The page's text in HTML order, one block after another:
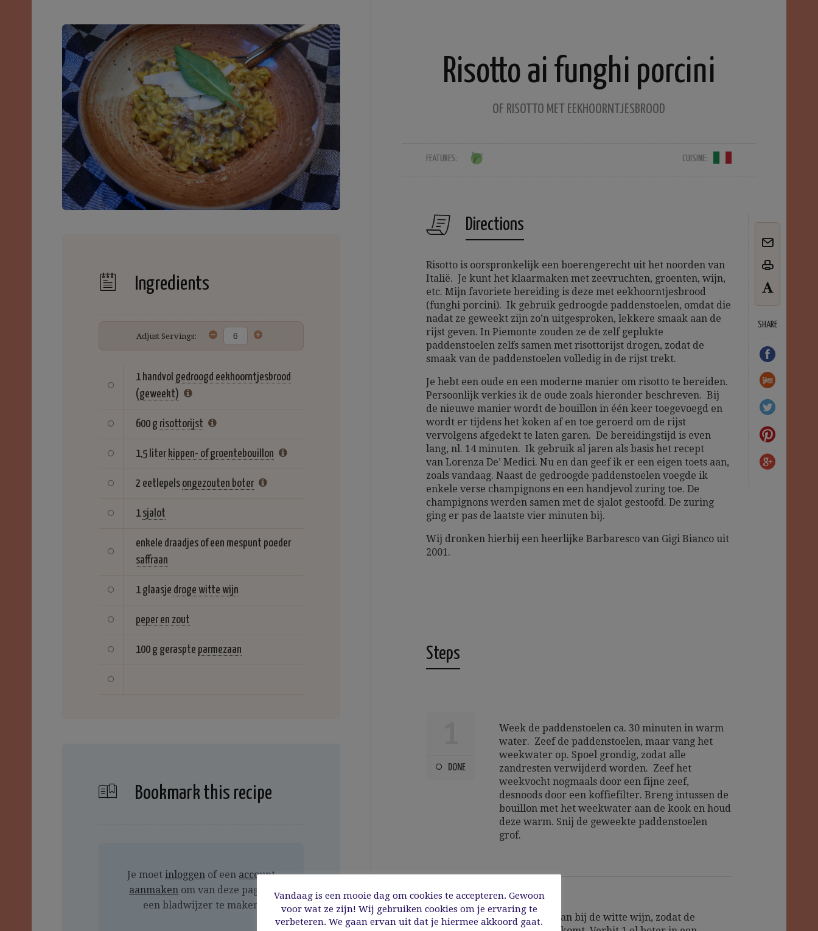
Ingredients
Adjust Servings:
1 handvol gedroogd eekhoorntjesbrood
(geweekt)
600 g risottorijst
1,5 liter kippen- of groentebouillon
2 eetlepels ongezouten boter
1 sjalot
enkele draadjes of een mespunt poeder
saffraan
1 glaasje droge witte wijn
peper en zout
100 g geraspte parmezaan
Bookmark this recipe
Je moet inloggen of een account
aanmaken om van deze pagina
een bladwijzer te maken
Risotto ai funghi porcini
OF RISOTTO MET EEKHOORNTJESBROOD
FEATURES: CUISINE:
Directions
SHARE
Risotto is oorspronkelijk een boerengerecht uit het noorden van
Italië. Je kunt het klaarmaken met zeevruchten, groenten, wijn,
etc. Mijn favoriete bereiding is deze met eekhoorntjesbrood
(funghi porcini). Ik gebruik gedroogde paddenstoelen, omdat die
nadat ze geweekt zijn zo’n uitgesproken, lekkere smaak aan de
rijst geven. In Piemonte zouden ze de zelf geplukte
paddenstoelen zelfs samen met risottorijst drogen, zodat de
smaak van de paddenstoelen volledig in de rijst trekt.
Je hebt een oude en een moderne manier om risotto te bereiden.
Persoonlijk verkies ik de oude zoals hieronder beschreven. Bij
de nieuwe manier wordt de bouillon in één keer toegevoegd en
wordt er tijdens het koken af en toe geroerd om de rijst
vervolgens afgedekt te laten garen. De bereidingstijd is even
lang, nl. 14 minuten. Ik gebruik al jaren als basis het recept
van Lorenza De’ Medici. Nu en dan geef ik er een eigen toets aan,
zoals vandaag. Naast de gedroogde paddenstoelen voegde ik
enkele verse champignons en een handjevol zuring toe. De
champignons werden samen met de sjalot gestoofd. De zuring
ging er pas de laatste vier minuten bij.
Wij dronken hierbij een heerlijke Barbaresco van Gigi Bianco uit
2001.
Steps
DONE
Week de paddenstoelen ca. 30 minuten in warm
water. Zeef de paddenstoelen, maar vang het
weekwater op. Spoel grondig, zodat alle
zandresten verwijderd worden. Zeef het
weekvocht nogmaals door een fijne zeef,
desnoods door een koffiefilter. Breng intussen de
bouillon met het weekwater aan de kook en houd
deze warm. Snij de geweekte paddenstoelen
grof.
2
Doe de saffraan bij de witte wijn, zodat de
Vandaag is een mooie dag om cookies te accepteren. Gewoon
voor wat ze zijn! Wij gebruiken cookies om je ervaring te
verbeteren. We gaan ervan uit dat je hiermee akkoord gaat.